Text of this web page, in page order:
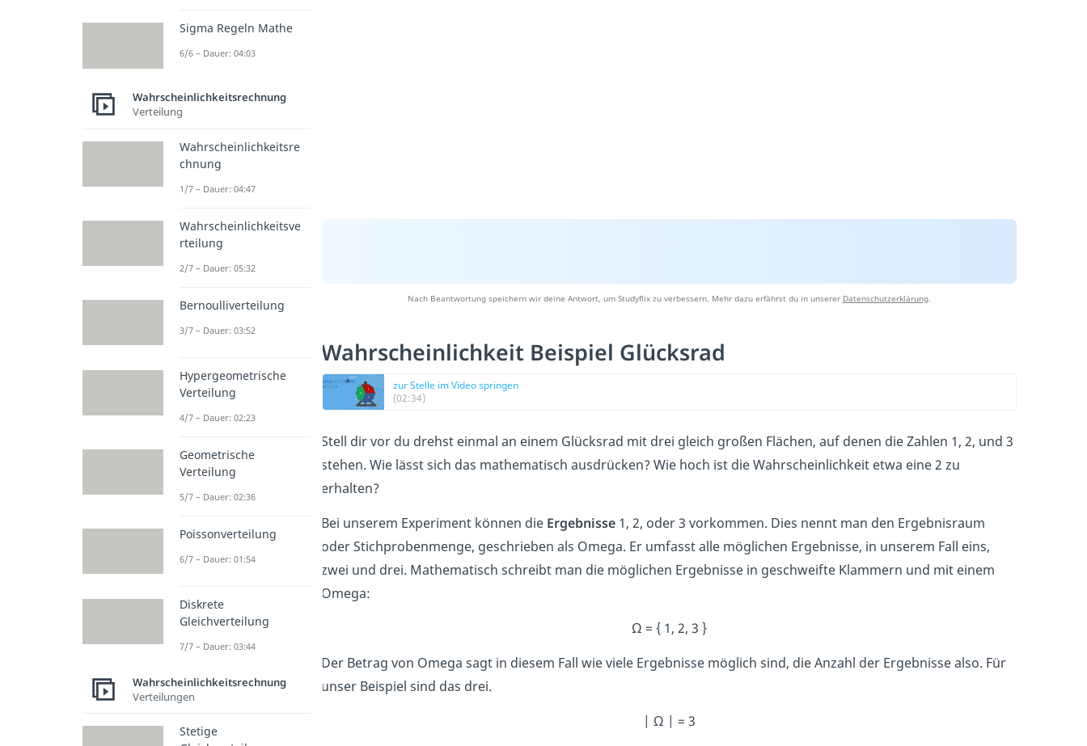
Nach Beantwortung speichern wir deine Antwort, um Studyflix zu verbessern. Mehr dazu erfährst du in unserer Datenschutzerklärung.
Wahrscheinlichkeit Beispiel Glücksrad
zur Stelle im Video springen
(02:34)
Stell dir vor du drehst einmal an einem Glücksrad mit drei gleich großen Flächen, auf denen die Zahlen 1, 2, und 3
stehen. Wie lässt sich das mathematisch ausdrücken? Wie hoch ist die Wahrscheinlichkeit etwa eine 2 zu
erhalten?
Bei unserem Experiment können die Ergebnisse 1, 2, oder 3 vorkommen. Dies nennt man den Ergebnisraum
oder Stichprobenmenge, geschrieben als Omega. Er umfasst alle möglichen Ergebnisse, in unserem Fall eins,
zwei und drei. Mathematisch schreibt man die möglichen Ergebnisse in geschweifte Klammern und mit einem
Omega:
Ω = { 1, 2, 3 }
Der Betrag von Omega sagt in diesem Fall wie viele Ergebnisse möglich sind, die Anzahl der Ergebnisse also. Für
unser Beispiel sind das drei.
| Ω | = 3
Sigma Regeln Mathe
6/6 – Dauer: 04:03
Wahrscheinlichkeitsrechnung
Verteilung
Wahrscheinlichkeitsre
chnung
1/7 – Dauer: 04:47
Wahrscheinlichkeitsve
rteilung
2/7 – Dauer: 05:32
Bernoulliverteilung
3/7 – Dauer: 03:52
Hypergeometrische
Verteilung
4/7 – Dauer: 02:23
Geometrische
Verteilung
5/7 – Dauer: 02:36
Poissonverteilung
6/7 – Dauer: 01:54
Diskrete
Gleichverteilung
7/7 – Dauer: 03:44
Wahrscheinlichkeitsrechnung
Verteilungen
Stetige